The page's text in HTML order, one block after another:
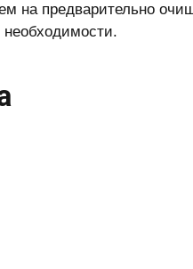
на предварительно
необходимости.